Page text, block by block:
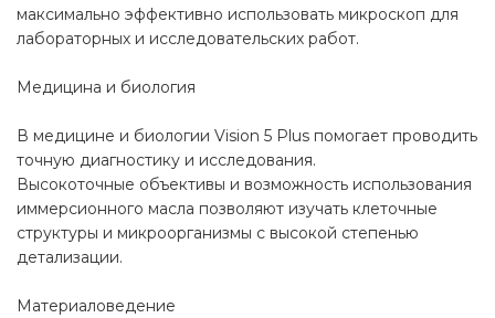
максимально эффективно использовать микроскоп для
лабораторных и исследовательских работ.
Медицина и биология
В медицине и биологии Vision 5 Plus помогает проводить
точную диагностику и исследования.
Высокоточные объективы и возможность использования
иммерсионного масла позволяют изучать клеточные
структуры и микроорганизмы с высокой степенью
детализации.
Материаловедение